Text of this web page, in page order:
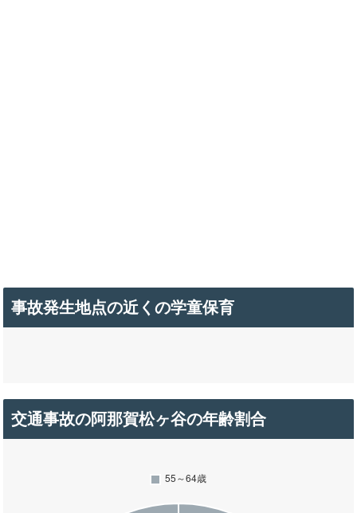
事故発生地点の近くの学童保育
交通事故の阿那賀松ヶ谷の年齢割合